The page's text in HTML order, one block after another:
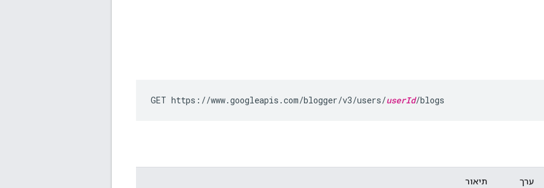
GET https://www.googleapis.com/blogger/v3/users/userId/blogs
ערך תיאור